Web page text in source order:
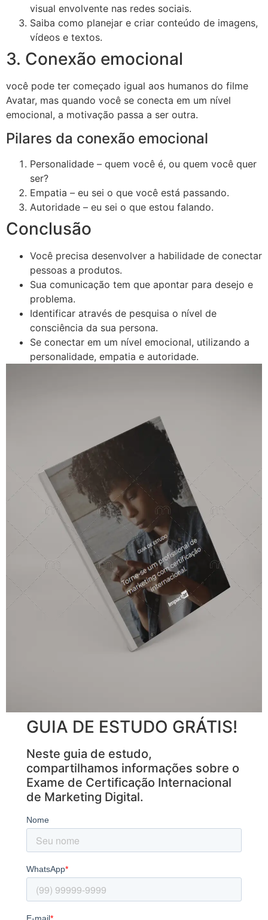
visual envolvente nas redes sociais.
Saiba como planejar e criar conteúdo de imagens,
vídeos e textos.
3. Conexão emocional
você pode ter começado igual aos humanos do filme
Avatar, mas quando você se conecta em um nível
emocional, a motivação passa a ser outra.
Pilares da conexão emocional
Personalidade – quem você é, ou quem você quer
ser?
Empatia – eu sei o que você está passando.
Autoridade – eu sei o que estou falando.
Conclusão
Você precisa desenvolver a habilidade de conectar
pessoas a produtos.
Sua comunicação tem que apontar para desejo e
problema.
Identificar através de pesquisa o nível de
consciência da sua persona.
Se conectar em um nível emocional, utilizando a
personalidade, empatia e autoridade.
GUIA DE ESTUDO GRÁTIS!
Neste guia de estudo,
compartilhamos informações sobre o
Exame de Certificação Internacional
de Marketing Digital.